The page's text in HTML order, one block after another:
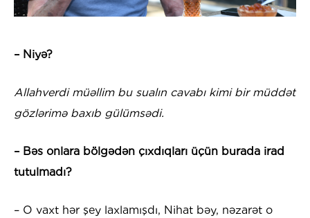
– Niyə?
Allahverdi müəllim bu sualın cavabı kimi bir müddət
gözlərimə baxıb gülümsədi.
– Bəs onlara bölgədən çıxdıqları üçün burada irad
tutulmadı?
– O vaxt hər şey laxlamışdı, Nihat bəy, nəzarət o